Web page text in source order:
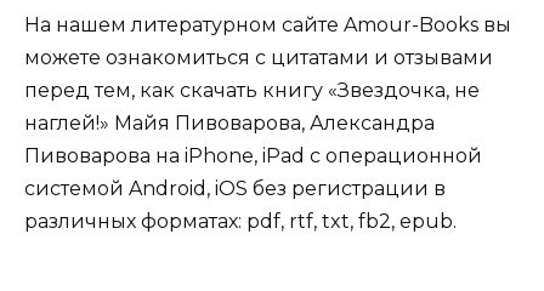
На нашем литературном сайте Amour-Books вы
можете ознакомиться с цитатами и отзывами
перед тем, как скачать книгу «Звездочка, не
наглей!» Майя Пивоварова, Александра
Пивоварова на iPhone, iPad с операционной
системой Android, iOS без регистрации в
различных форматах: pdf, rtf, txt, fb2, epub.